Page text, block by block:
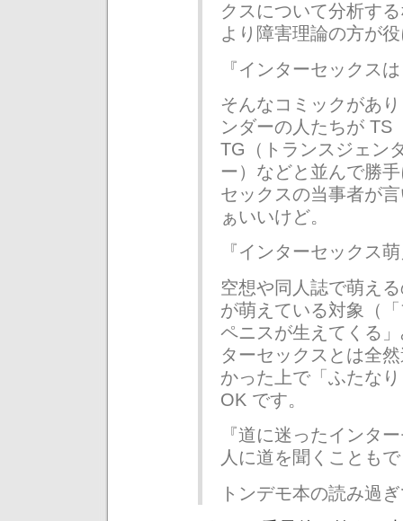
クスについて分析す
より障害理論の方が
『インターセックス
そんなコミックがあ
ンダーの人たちが TS
TG（トランスジェン
ー）などと並んで勝
セックスの当事者が
ぁいいけど。
『インターセックス
空想や同人誌で萌え
が萌えている対象（
ペニスが生えてくる
ターセックスとは全
かった上で「ふたな
OK です。
『道に迷ったインタ
人に道を聞くことも
トンデモ本の読み過